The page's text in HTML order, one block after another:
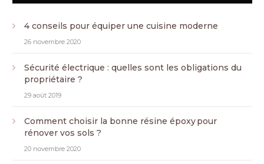
4 conseils pour équiper une cuisine moderne
26 novembre 2020
Sécurité électrique : quelles sont les obligations du
propriétaire ?
29 août 2019
Comment choisir la bonne résine époxy pour
rénover vos sols ?
20 novembre 2020